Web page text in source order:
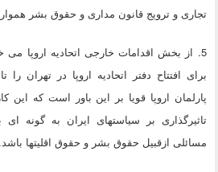
تجاری و ترویج قانون مداری و حقوق بشر هموار
5. از بخش اقدامات خارجی اتحادیه اروپا می
پارلمان اروپا قویا بر این باور است که این
تاثیرگذاری بر سیاستهای ایران به گونه
مسائلی ازقبیل حقوق بشر و حقوق اقلیتها باشد.